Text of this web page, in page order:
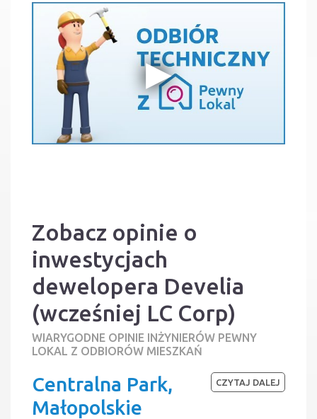
Zobacz opinie o
inwestycjach
dewelopera Develia
(wcześniej LC Corp)
WIARYGODNE OPINIE INŻYNIERÓW PEWNY
LOKAL Z ODBIORÓW MIESZKAŃ
Centralna Park,
Małopolskie
CZYTAJ DALEJ